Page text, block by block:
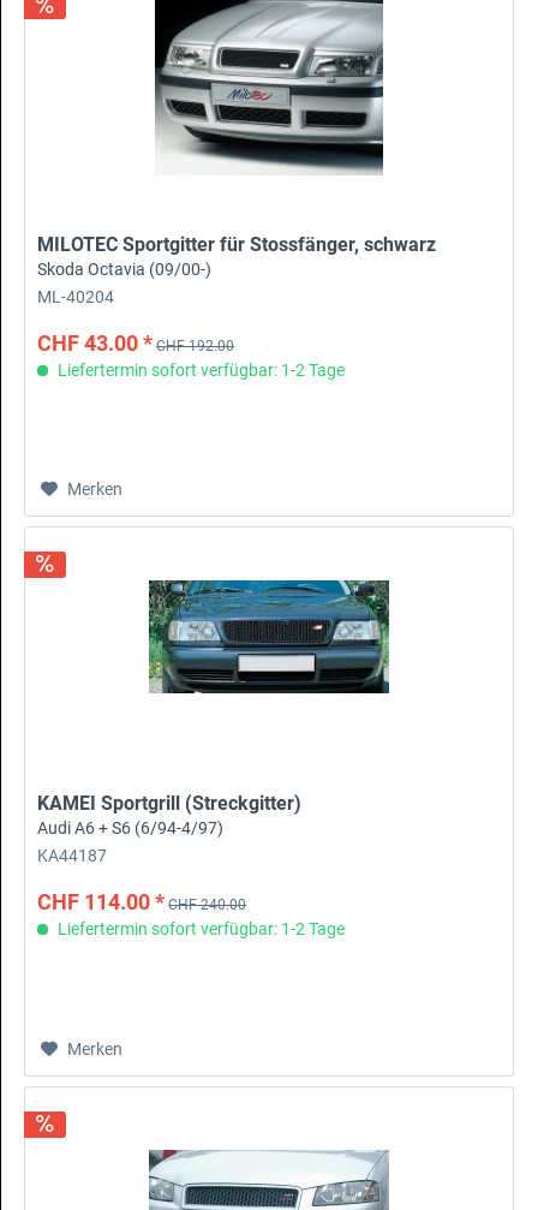
MILOTEC Sportgitter für Stossfänger, schwarz
Skoda Octavia (09/00-)
ML-40204
CHF 43.00 * CHF 192.00
Liefertermin sofort verfügbar: 1-2 Tage
Merken
KAMEI Sportgrill (Streckgitter)
Audi A6 + S6 (6/94-4/97)
KA44187
CHF 114.00 * CHF 240.00
Liefertermin sofort verfügbar: 1-2 Tage
Merken